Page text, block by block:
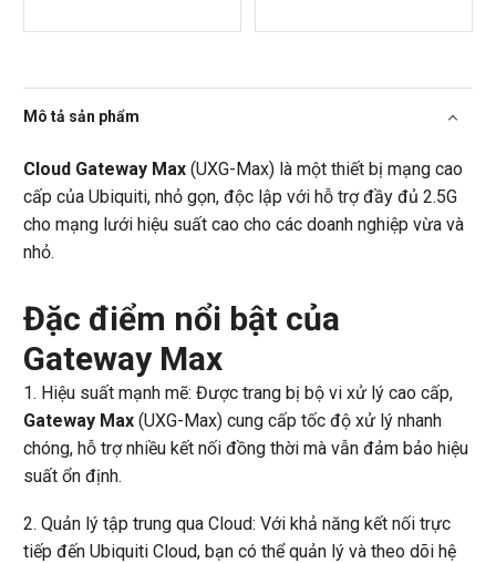
Mô tả sản phẩm
Cloud Gateway Max (UXG-Max) là một thiết bị mạng cao
cấp của Ubiquiti, nhỏ gọn, độc lập với hỗ trợ đầy đủ 2.5G
cho mạng lưới hiệu suất cao cho các doanh nghiệp vừa và
nhỏ.
Đặc điểm nổi bật của
Gateway Max
1. Hiệu suất mạnh mẽ: Được trang bị bộ vi xử lý cao cấp,
Gateway Max (UXG-Max) cung cấp tốc độ xử lý nhanh
chóng, hỗ trợ nhiều kết nối đồng thời mà vẫn đảm bảo hiệu
suất ổn định.
2. Quản lý tập trung qua Cloud: Với khả năng kết nối trực
tiếp đến Ubiquiti Cloud, bạn có thể quản lý và theo dõi hệ